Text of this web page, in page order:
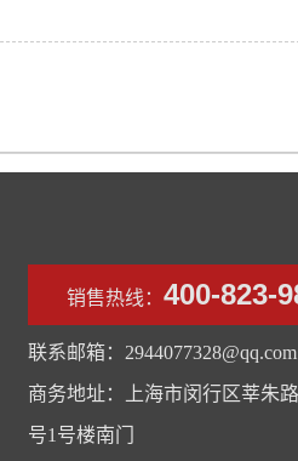
销售热线： 400-823-
联系邮箱：2944077328@qq.com
商务地址：上海市闵行区莘朱
号1号楼南门